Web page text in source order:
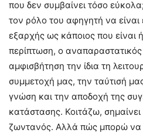
που δεν συμβαίνει τόσο
τον ρόλο του αφηγητή να είναι
εξαρχής ως κάποιος που είναι
περίπτωση, ο αναπαραστατικός
αμφισβήτηση την ίδια τη
συμμετοχή μας, την ταύτισή
γνώση και την αποδοχή της
κατάστασης. Κοιτάζω, σημαίνει
ζωντανός. Αλλά πώς μπορώ να